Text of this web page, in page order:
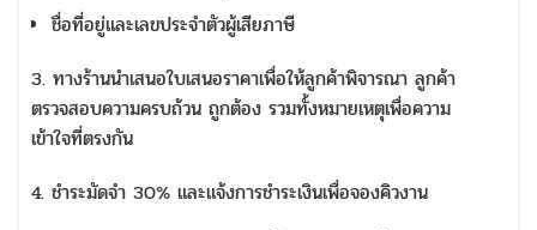
ชื่อที่อยู่และเลขประจำตัวผู้เสียภาษี
3. ทางร้านนำเสนอใบเสนอราคาเพื่อให้ลูกค้าพิจารณา ลูกค้า
ตรวจสอบความครบถ้วน ถูกต้อง รวมทั้งหมายเหตุเพื่อความ
เข้าใจที่ตรงกัน
4. ชำระมัดจำ 30% และแจ้งการชำระเงินเพื่อจองคิวงาน